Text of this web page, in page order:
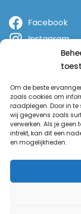
Om de beste
zoals cookies om
raadplegen. Door in
wij gegevens zoals
verwerken. Als je
intrekt, kan dit een
en mogelijkheden.
Facebook
Instagram
YouTube